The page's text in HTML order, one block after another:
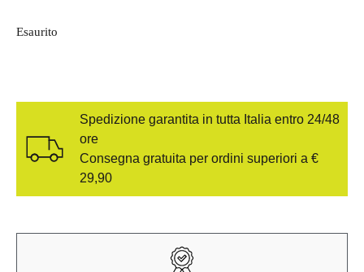
Esaurito
Spedizione garantita in tutta Italia entro 24/48
ore
Consegna gratuita per ordini superiori a €
29,90